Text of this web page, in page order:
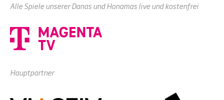
Alle Spiele unserer Danas und Honamas live und kostenfrei
Hauptpartner